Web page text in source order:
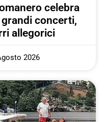
celebra
concerti,
allegorici
2026